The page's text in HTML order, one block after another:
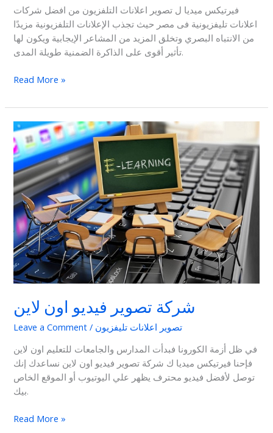
فيرتيكس ميديا ل تصوير اعلانات التلفزيون من افضل شركات
اعلانات تليفزيونية فى مصر حيث تجذب الإعلانات التلفزيونية مزيدًا
من الانتباه البصري وتخلق المزيد من المشاعر الإيجابية ويكون لها
تأثير أقوى على الذاكرة الضمنية طويلة المدى.
Read More »
شركة تصوير فيديو اون لاين
Leave a Comment / تصوير اعلانات تليفزيون
في ظل أزمة الكورونا فبدأت المدارس والجامعات للتعليم اون لاين
فإحنا فيرتيكس ميديا ك شركة تصوير فيديو اون لاين نساعدك إنك
توصل لأفضل فيديو محترف يظهر علي اليوتيوب أو الموقع الخاص
بيك.
شركة
تصوير
فيديو
اون
لاين
Read More »